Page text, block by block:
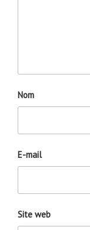
Nom
E-mail
Site web